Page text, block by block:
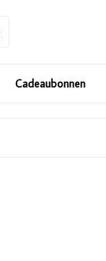
Cadeaubonnen